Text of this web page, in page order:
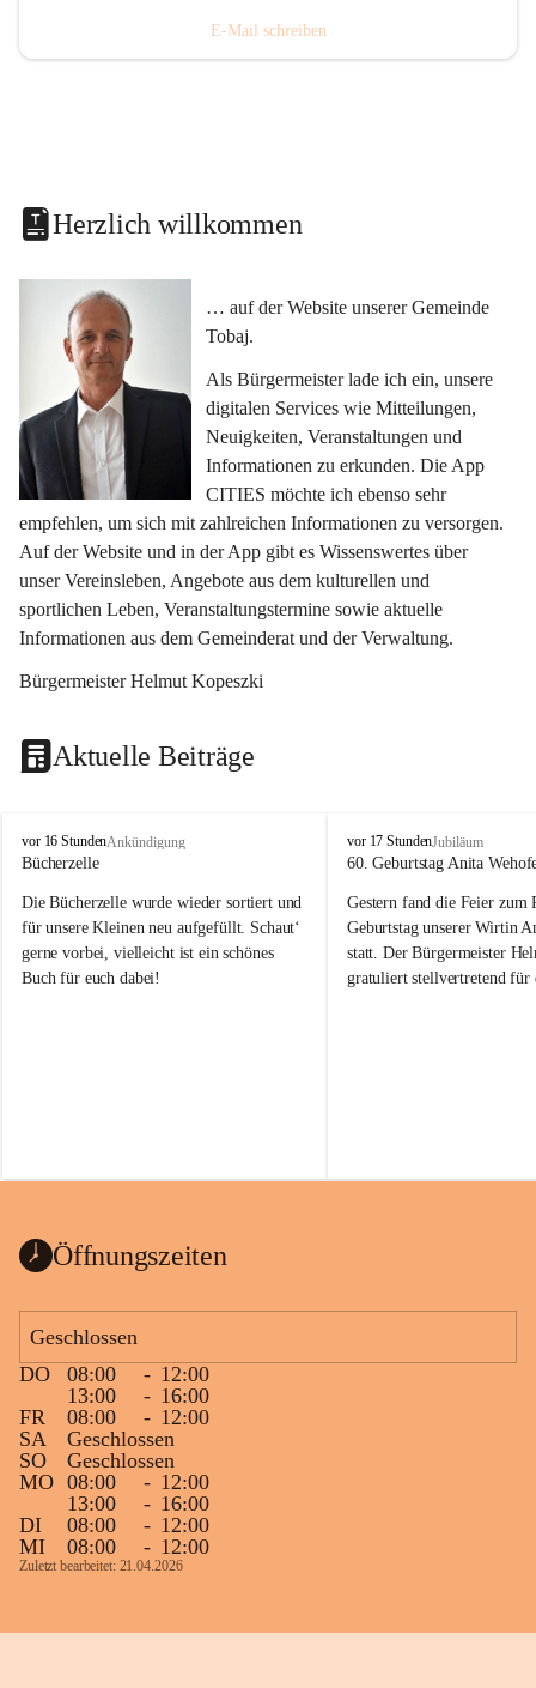
E-Mail schreiben
Herzlich willkommen
… auf der Website unserer Gemeinde
Tobaj.
Als Bürgermeister lade ich ein, unsere
digitalen Services wie Mitteilungen,
Neuigkeiten, Veranstaltungen und
Informationen zu erkunden. Die App
CITIES möchte ich ebenso sehr
empfehlen, um sich mit zahlreichen Informationen zu versorgen.
Auf der Website und in der App gibt es Wissenswertes über
unser Vereinsleben, Angebote aus dem kulturellen und
sportlichen Leben, Veranstaltungstermine sowie aktuelle
Informationen aus dem Gemeinderat und der Verwaltung.
Bürgermeister Helmut Kopeszki
Aktuelle Beiträge
T
o
a
j
vor 16 StundenAnkündigung
Bücherzelle
Die Bücherzelle wurde wieder sortiert und
für unsere Kleinen neu aufgefüllt. Schaut‘
gerne vorbei, vielleicht ist ein schönes
Buch für euch dabei!
Wanduhr (!) benutzt und musste
Das Gemeindeamt freut sich sehr über die
Spende >lesenswerter< Bücher und
vorsortiert in die Bücherzelle eingeräumt
werden können.
Gleichzeitig möchten wir uns bei all Jenen
sehr herzlich bedanken, die bereits viele
tolle Bücher spendiert haben.
T
o
a
j
vor 17 StundenJubiläum
60. Geburtstag Anita
Gestern fand die Feier zum
Geburtstag unserer Wirtin
statt. Der Bürgermeister
gratuliert stellvertretend für
Gesundheit, Gelassenheit
Öffnungszeiten
Geschlossen
DO
08:00 - 12:00
13:00
- 16:00
FR
08:00 - 12:00
SA
Geschlossen
SO
Geschlossen
MO 08:00 - 12:00
13:00
- 16:00
DI
08:00 - 12:00
MI
08:00 - 12:00
Zuletzt bearbeitet: 21.04.2026